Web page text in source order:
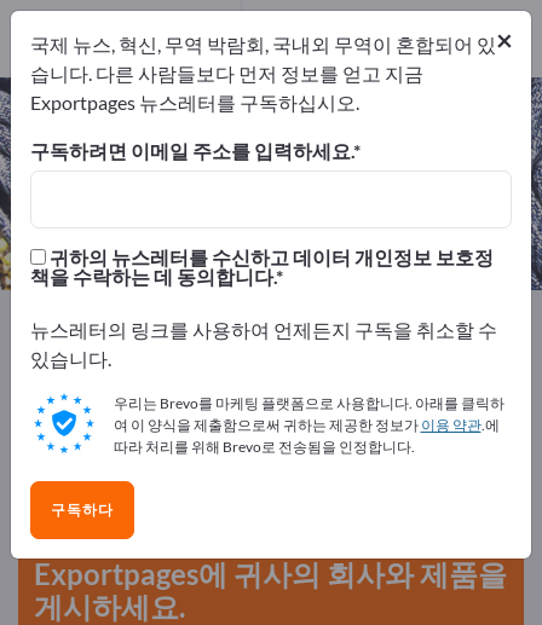
가죽 제품 – 제조업체 및 공급업체 찾
기
제조업체5
Exportpages 섬유 의류
신발 및 액세서리
가죽 제품
Exportpages에서 무료로 광고하세
요!
수요 – 공급 – 중고품 – 비즈니스 연락처 >> 여기서 시작
하세요
Exportpages에 귀사의 회사와 제품을
게시하세요.
×
국제 뉴스, 혁신, 무역 박람회, 국내외 무역이 혼합되어 있
습니다. 다른 사람들보다 먼저 정보를 얻고 지금
Exportpages 뉴스레터를 구독하십시오.
구독하려면 이메일 주소를 입력하세요.
귀하의 뉴스레터를 수신하고 데이터 개인정보 보호정
책을 수락하는 데 동의합니다.
뉴스레터의 링크를 사용하여 언제든지 구독을 취소할 수
있습니다.
우리는 Brevo를 마케팅 플랫폼으로 사용합니다. 아래를 클릭하
여 이 양식을 제출함으로써 귀하는 제공한 정보가 이용 약관.에
따라 처리를 위해 Brevo로 전송됨을 인정합니다.
구독하다